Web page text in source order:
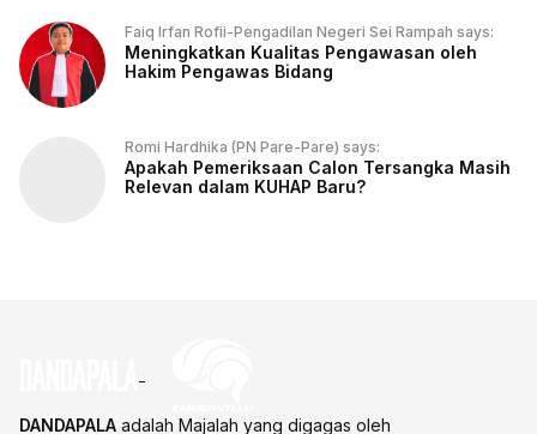
Faiq Irfan Rofii-Pengadilan Negeri Sei Rampah says:
Meningkatkan Kualitas Pengawasan oleh
Hakim Pengawas Bidang
Romi Hardhika (PN Pare-Pare) says:
Apakah Pemeriksaan Calon Tersangka Masih
Relevan dalam KUHAP Baru?
DANDAPALA adalah Majalah yang digagas oleh